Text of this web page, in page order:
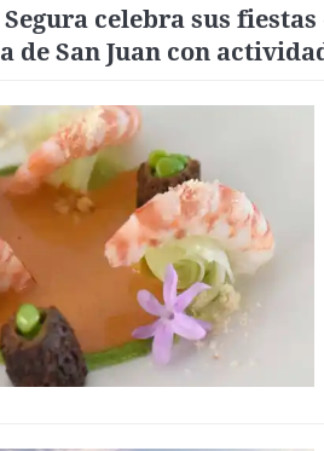
celebra sus fiestas
de San Juan con